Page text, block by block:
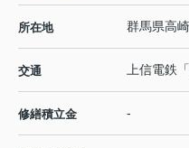
所在地 群馬県高
交通 上信電鉄 「
修繕積立金 -